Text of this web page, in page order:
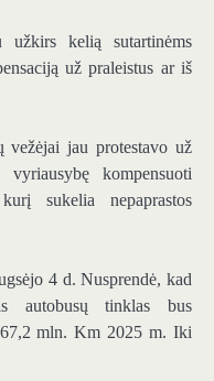
užkirs kelią sutartinėms
už praleistus ar iš
jau protestavo už
kompensuoti
sukelia nepaprastos
4 d. Nusprendė, kad
autobusų tinklas bus
mln. Km 2025 m. Iki